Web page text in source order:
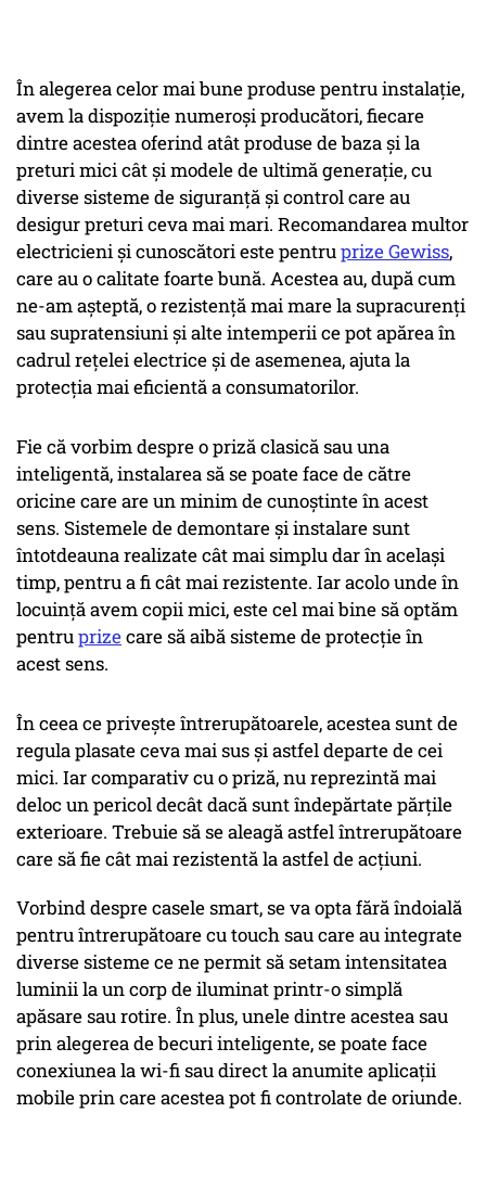
În alegerea celor mai bune produse pentru instalație,
avem la dispoziție numeroși producători, fiecare
dintre acestea oferind atât produse de baza și la
preturi mici cât și modele de ultimă generație, cu
diverse sisteme de siguranță și control care au
desigur preturi ceva mai mari. Recomandarea multor
electricieni și cunoscători este pentruprize Gewiss,
care au o calitate foarte bună. Acestea au, după cum
ne-am așteptă, o rezistență mai mare la supracurenți
sau supratensiuni și alte intemperii ce pot apărea în
cadrul rețelei electrice și de asemenea, ajuta la
protecția mai eficientă a consumatorilor.
Fie că vorbim despre o priză clasică sau una
inteligentă, instalarea să se poate face de către
oricine care are un minim de cunoștinte în acest
sens. Sistemele de demontare și instalare sunt
întotdeauna realizate cât mai simplu dar în același
timp, pentru a fi cât mai rezistente. Iar acolo unde în
locuință avem copii mici, este cel mai bine să optăm
pentruprizecare să aibă sisteme de protecție în
acest sens.
În ceea ce privește întrerupătoarele, acestea sunt de
regula plasate ceva mai sus și astfel departe de cei
mici. Iar comparativ cu o priză, nu reprezintă mai
deloc un pericol decât dacă sunt îndepărtate părțile
exterioare. Trebuie să se aleagă astfel întrerupătoare
care să fie cât mai rezistentă la astfel de acțiuni.
Vorbind despre casele smart, se va opta fără îndoială
pentru întrerupătoare cu touch sau care au integrate
diverse sisteme ce ne permit să setam intensitatea
luminii la un corp de iluminat printr-o simplă
apăsare sau rotire. În plus, unele dintre acestea sau
prin alegerea de becuri inteligente, se poate face
conexiunea la wi-fi sau direct la anumite aplicații
mobile prin care acestea pot fi controlate de oriunde.